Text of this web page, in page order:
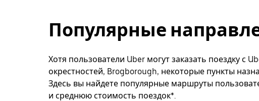
Популярные
Хотя пользователи Uber могут заказать поездку с
окрестностей, Brogborough, некоторые пункты
Здесь вы найдете популярные маршруты
и среднюю стоимость поездок*.